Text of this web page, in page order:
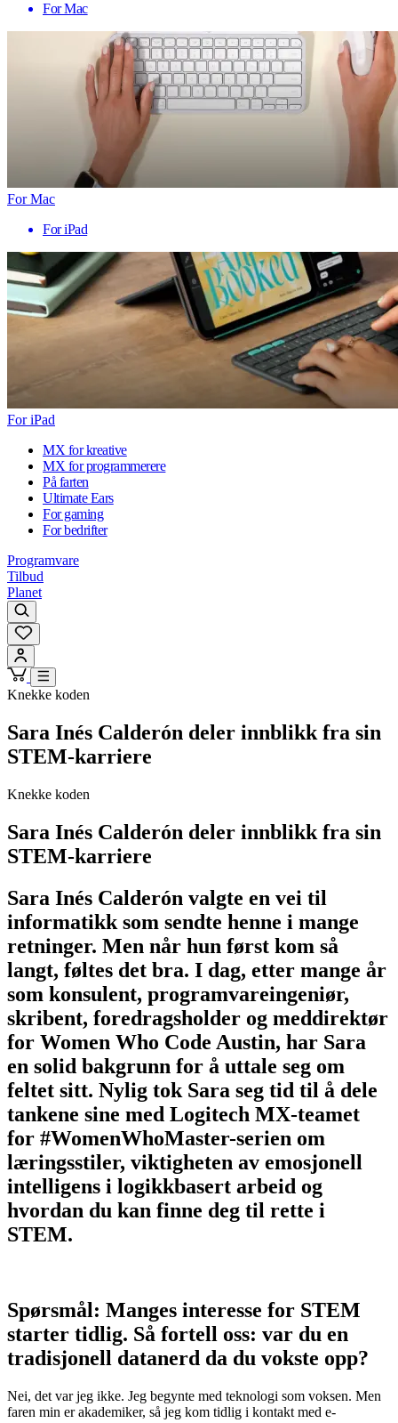
For Mac
For Mac
For iPad
For iPad
MX for kreative
MX for programmerere
På farten
Ultimate Ears
For gaming
For bedrifter
Programvare
Tilbud
Planet
Knekke koden
Sara Inés Calderón deler innblikk fra sin
STEM-karriere
Knekke koden
Sara Inés Calderón deler innblikk fra sin
STEM-karriere
Sara Inés Calderón valgte en vei til
informatikk som sendte henne i mange
retninger. Men når hun først kom så
langt, føltes det bra. I dag, etter mange år
som konsulent, programvareingeniør,
skribent, foredragsholder og meddirektør
for Women Who Code Austin, har Sara
en solid bakgrunn for å uttale seg om
feltet sitt. Nylig tok Sara seg tid til å dele
tankene sine med Logitech MX-teamet
for #WomenWhoMaster-serien om
læringsstiler, viktigheten av emosjonell
intelligens i logikkbasert arbeid og
hvordan du kan finne deg til rette i
STEM.
Spørsmål: Manges interesse for STEM
starter tidlig. Så fortell oss: var du en
tradisjonell datanerd da du vokste opp?
Nei, det var jeg ikke. Jeg begynte med teknologi som voksen. Men
faren min er akademiker, så jeg kom tidlig i kontakt med e-